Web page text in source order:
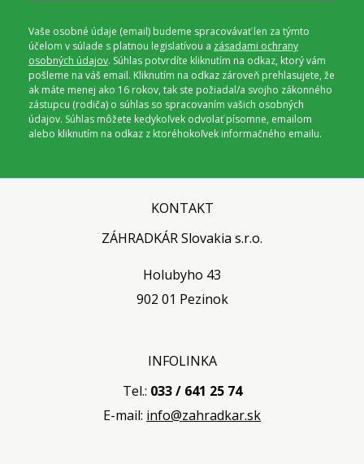
Vaše osobné údaje (email) budeme spracovávať len za týmto
účelom v súlade s platnou legislatívou a zásadami ochrany
osobných údajov. Súhlas potvrdíte kliknutím na odkaz, ktorý vám
pošleme na váš email. Kliknutím na odkaz zároveň prehlasujete, že
ak máte menej ako 16 rokov, tak ste požiadal/a svojho zákonného
zástupcu (rodiča) o súhlas so spracovaním vašich osobných
údajov. Súhlas môžete kedykoľvek odvolať písomne, emailom
alebo kliknutím na odkaz z ktoréhokoľvek informačného emailu.
KONTAKT
ZÁHRADKÁR Slovakia s.r.o.
Holubyho 43
902 01 Pezinok
INFOLINKA
Tel.: 033 / 641 25 74
E-mail: info@zahradkar.sk